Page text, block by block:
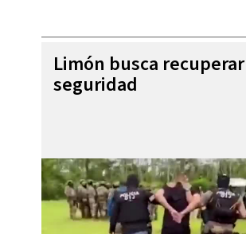
Limón busca
seguridad